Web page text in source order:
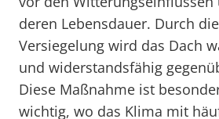
deren Lebensdauer. Durch
Versiegelung wird das Dach
und widerstandsfähig
Diese Maßnahme ist
wichtig, wo das Klima mit